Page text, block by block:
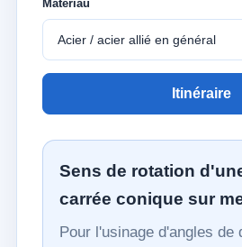
Matériau
Itinéraire
Sens de rotation
carrée conique sur
Pour l'usinage d'angles de